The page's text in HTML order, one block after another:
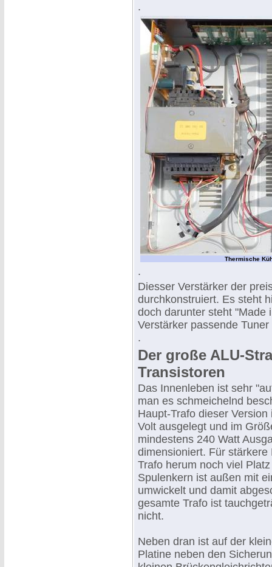
.
Thermische
.
Diesser Verstärker der
durchkonstruiert. Es steht
doch darunter steht "Made
Verstärker passende
.
Der große ALU-
Transistoren
Das Innenleben ist sehr
man es schmeichelnd
Haupt-Trafo dieser
Volt ausgelegt und im
mindestens 240 Watt
dimensioniert. Für stärkere
Trafo herum noch viel
Spulenkern ist außen mit
umwickelt und damit
gesamte Trafo ist
nicht.
Neben dran ist auf der
Platine neben den